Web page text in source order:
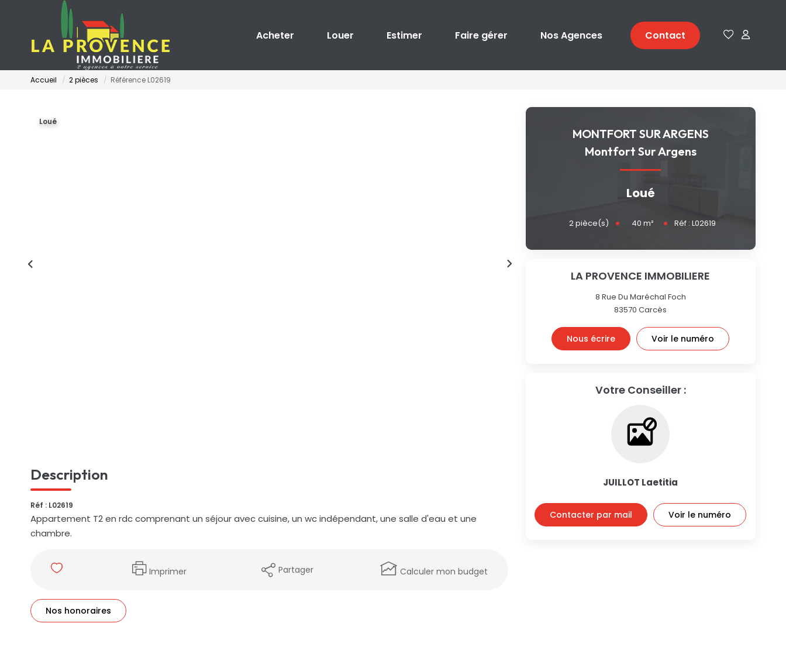
Acheter Louer Estimer Faire gérer Nos Agences Contact
Accueil 2 pièces Référence L02619
Loué
Description
Réf : L02619
Appartement T2 en rdc comprenant un séjour avec cuisine, un wc indépendant, une salle d'eau et une
chambre.
Imprimer Partager Calculer mon budget
Nos honoraires
MONTFORT SUR ARGENS
Montfort Sur Argens
Loué
2pièce(s) 40 m² Réf : L02619
LA PROVENCE IMMOBILIERE
8 Rue Du Maréchal Foch
83570Carcès
Nous écrire Voir le numéro
Votre Conseiller :
JUILLOT Laetitia
Contacter par mail Voir le numéro